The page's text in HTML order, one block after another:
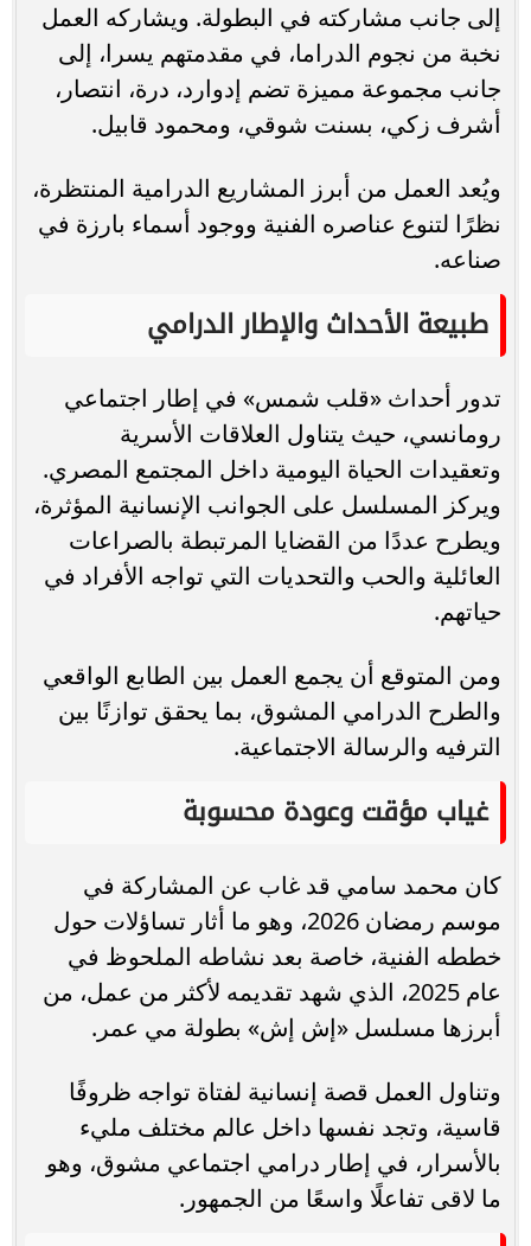
إلى جانب مشاركته في البطولة. ويشاركه العمل
نخبة من نجوم الدراما، في مقدمتهم يسرا، إلى
جانب مجموعة مميزة تضم إدوارد، درة، انتصار،
أشرف زكي، بسنت شوقي، ومحمود قابيل.
ويُعد العمل من أبرز المشاريع الدرامية المنتظرة،
نظرًا لتنوع عناصره الفنية ووجود أسماء بارزة في
صناعه.
طبيعة الأحداث والإطار الدرامي
تدور أحداث «قلب شمس» في إطار اجتماعي
رومانسي، حيث يتناول العلاقات الأسرية
وتعقيدات الحياة اليومية داخل المجتمع المصري.
ويركز المسلسل على الجوانب الإنسانية المؤثرة،
ويطرح عددًا من القضايا المرتبطة بالصراعات
العائلية والحب والتحديات التي تواجه الأفراد في
حياتهم.
ومن المتوقع أن يجمع العمل بين الطابع الواقعي
والطرح الدرامي المشوق، بما يحقق توازنًا بين
الترفيه والرسالة الاجتماعية.
غياب مؤقت وعودة محسوبة
كان محمد سامي قد غاب عن المشاركة في
موسم رمضان 2026، وهو ما أثار تساؤلات حول
خططه الفنية، خاصة بعد نشاطه الملحوظ في
عام 2025، الذي شهد تقديمه لأكثر من عمل، من
أبرزها مسلسل «إش إش» بطولة مي عمر.
وتناول العمل قصة إنسانية لفتاة تواجه ظروفًا
قاسية، وتجد نفسها داخل عالم مختلف مليء
بالأسرار، في إطار درامي اجتماعي مشوق، وهو
ما لاقى تفاعلًا واسعًا من الجمهور.